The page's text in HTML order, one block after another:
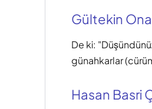
Gültekin
De ki:
günahkarlar
Hasan Basri